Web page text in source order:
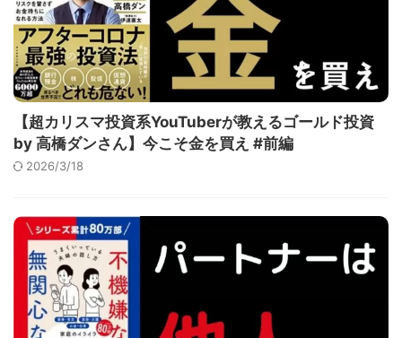
【超カリスマ投資系YouTuberが教えるゴールド投資
by 高橋ダンさん】今こそ金を買え #前編
2026/3/18